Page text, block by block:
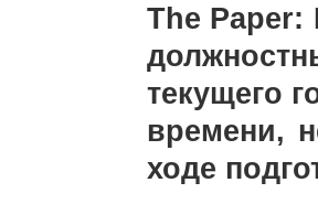
The Paper:
текущего
времени,
ходе